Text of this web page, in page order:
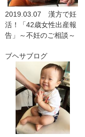
2019.03.07 漢方で妊
活！「42歳女性出産報
告」～不妊のご相談～
ブヘサブログ